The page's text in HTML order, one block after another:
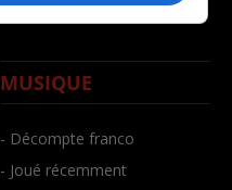
MUSIQUE
- Décompte franco
- Joué récemment